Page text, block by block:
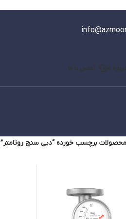
درباره ما تماس با ما
محصولات برچسب خورده “دبی سنج روتامتر”